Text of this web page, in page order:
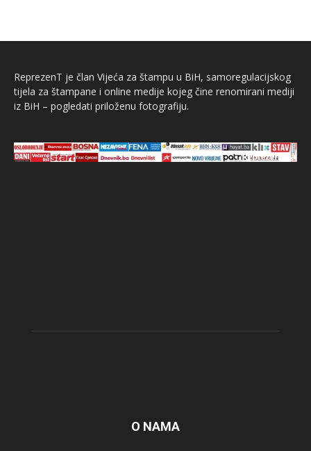
ReprezenT je član Vijeća za štampu u BiH, samoregulacijskog
tijela za štampane i online medije kojeg čine renomirani mediji
iz BiH – pogledati priloženu fotografiju.
O NAMA